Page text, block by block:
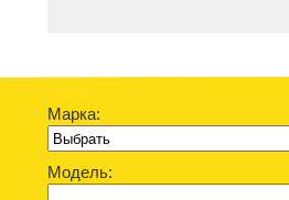
Марка:
Модель: